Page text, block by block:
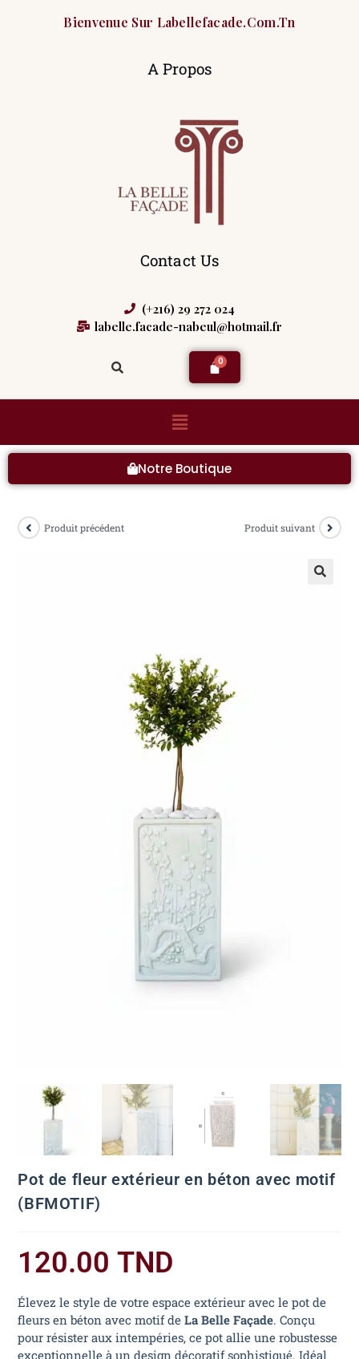
Bienvenue Sur Labellefacade.com.tn
A Propos
Contact Us
(+216) 29 272 024
labelle.facade-nabeul@hotmail.fr
Notre Boutique
Produit précédent Produit suivant
Pot de fleur extérieur en béton avec motif
(BFMOTIF)
120.00TND
Élevez le style de votre espace extérieur avec le pot de
fleurs en béton avec motif deLa Belle Façade. Conçu
pour résister aux intempéries, ce pot allie une robustesse
exceptionnelle à un design décoratif sophistiqué. Idéal